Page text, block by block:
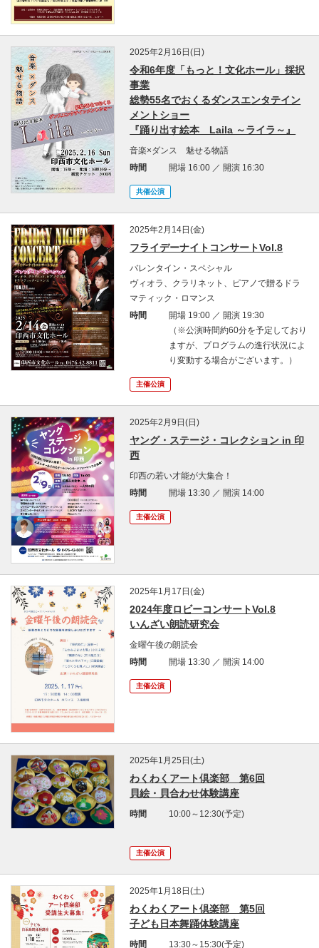
2025年2月16日(日)
令和6年度「もっと！文化ホール」採択
事業
総勢55名でおくるダンスエンタテイン
メントショー
『踊り出す絵本 Laila ～ライラ～』
音楽×ダンス 魅せる物語
時間
開場 16:00 ／ 開演 16:30
共催公演
2025年2月14日(金)
フライデーナイトコンサートVol.8
バレンタイン・スペシャル
ヴィオラ、クラリネット、ピアノで贈るドラ
マティック・ロマンス
時間
開場 19:00 ／ 開演 19:30
（※公演時間約60分を予定しており
ますが、プログラムの進行状況によ
り変動する場合がございます。）
主催公演
2025年2月9日(日)
ヤング・ステージ・コレクション in 印
西
印西の若い才能が大集合！
時間
開場 13:30 ／ 開演 14:00
主催公演
2025年1月17日(金)
2024年度ロビーコンサートVol.8
いんざい朗読研究会
金曜午後の朗読会
時間
開場 13:30 ／ 開演 14:00
主催公演
2025年1月25日(土)
わくわくアート倶楽部 第6回
貝絵・貝合わせ体験講座
時間 10:00～12:30(予定)
主催公演
2025年1月18日(土)
わくわくアート倶楽部 第5回
子ども日本舞踊体験講座
時間
13:30～15:30(予定)